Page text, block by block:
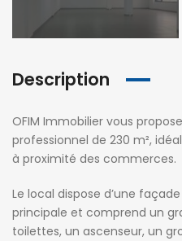
Description
OFIM Immobilier vous
professionnel de 230 m²,
à proximité des commerces.
Le local dispose d’une
principale et comprend un
toilettes, un ascenseur, un